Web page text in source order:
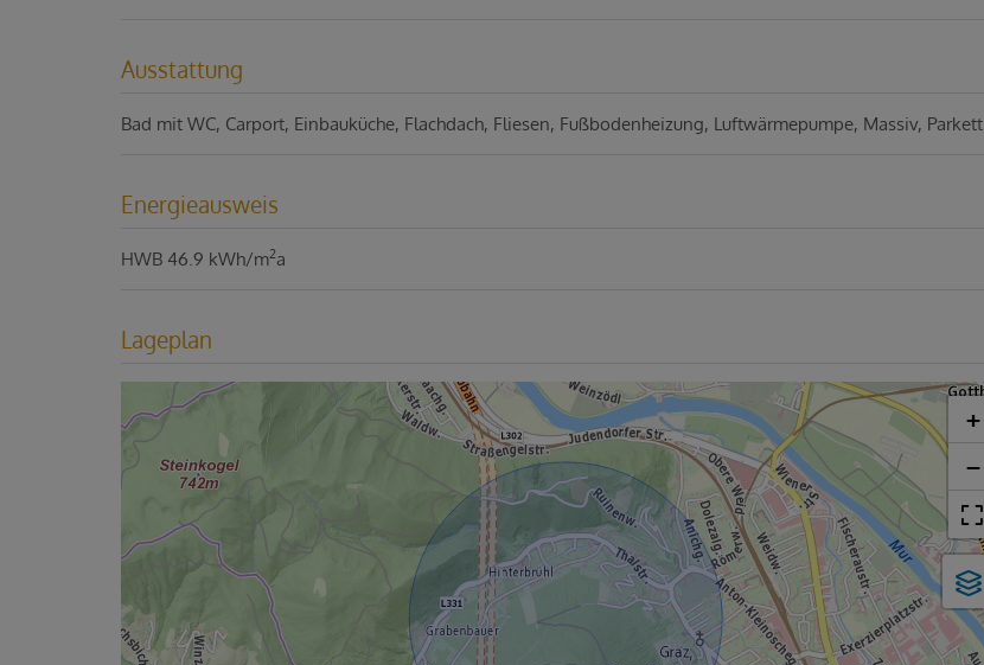
Ausstattung
Bad mit WC Carport Einbauküche Flachdach Fliesen Fußbodenheizung Luftwärmepumpe Massiv Parkett
Energieausweis
HWB 46.9 kWh/m2a
Lageplan
+
−